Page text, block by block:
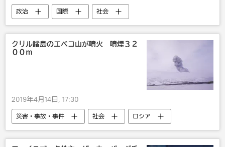
政治 国際
社会
ウィキリークス
ジュリアン・アサンジ
逮捕
クリル諸島のエベコ山が噴火 噴煙３２
００ｍ
2019年4月14日, 17:30
災害・事故・事件 社会
ロシア
国際
火山 クリル諸島